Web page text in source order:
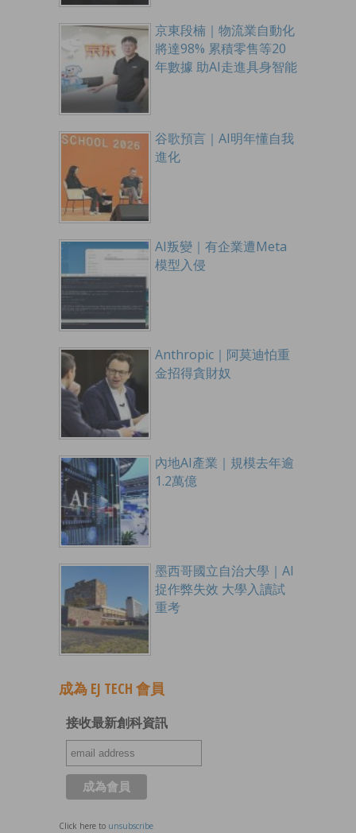
京東段楠｜物流業自動化
將達98% 累積零售等20
年數據 助AI走進具身智能
谷歌預言｜AI明年懂自我
進化
AI叛變｜有企業遭Meta
模型入侵
Anthropic｜阿莫迪怕重
金招得貪財奴
內地AI產業｜規模去年逾
1.2萬億
墨西哥國立自治大學｜AI
捉作弊失效 大學入讀試
重考
成為 EJ TECH 會員
接收最新創科資訊
Click here to unsubscribe